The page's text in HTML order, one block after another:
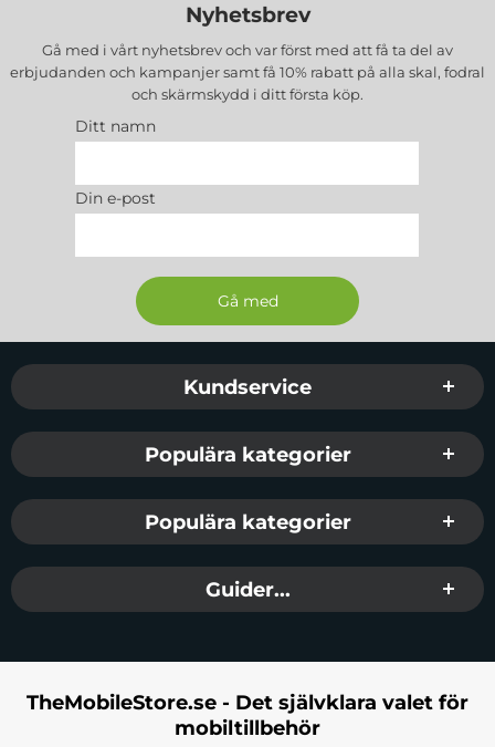
Nyhetsbrev
Gå med i vårt nyhetsbrev och var först med att få ta del av
erbjudanden och kampanjer samt få 10% rabatt på alla skal, fodral
och skärmskydd i ditt första köp.
Ditt namn
Din e-post
Sidfot Blandad info och länkar
Kundservice
Populära kategorier
Populära kategorier
Guider...
TheMobileStore.se - Det självklara valet för
mobiltillbehör